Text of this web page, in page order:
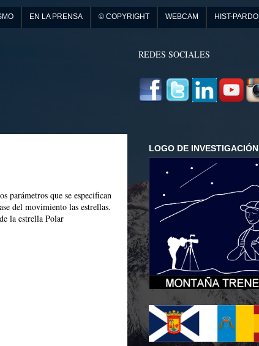
EN LA PRENSA © COPYRIGHT WEBCAM HIST-PARDO
REDES SOCIALES
parámetros que se especifican
del movimiento las estrellas.
la estrella Polar
LOGO DE INVESTIGACIÓN